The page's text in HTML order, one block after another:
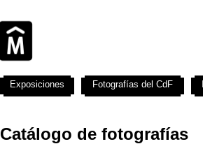
Catálogo de fotografías
Exposiciones Fotografías del CdF